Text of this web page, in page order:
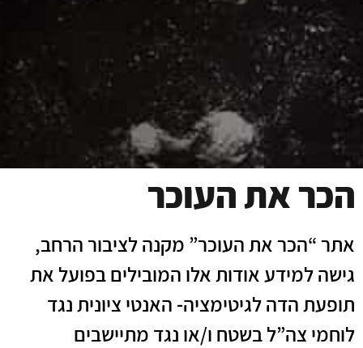
הכר את העוכר
אתר “הכר את העוכר” מקנה לציבור הרחב,
גישה למידע אודות אלו המובילים בפועל את
תופעת הדה לגיטימציה- האנטי ציונית נגד
לוחמי צה”ל בשטח ו/או נגד מתיישבים